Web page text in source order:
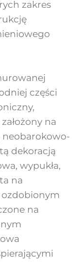
zakres
części
na
neobarokowo-
dekoracją
wypukła,
na
na